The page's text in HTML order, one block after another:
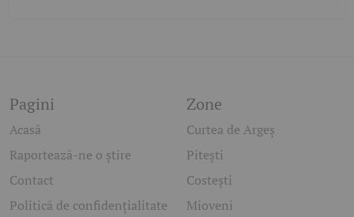
Pagini
Acasă
Raportează-ne o știre
Contact
Politică de confidențialitate
Zone
Curtea de Argeș
Pitești
Costești
Mioveni